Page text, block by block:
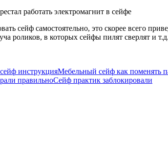
работать электромагнит в сейфе
сейф самостоятельно, это скорее всего
роликов, в которых сейфы пилят сверлят и
инструкцияМебельный сейф как поменять
правильноСейф практик заблокировали